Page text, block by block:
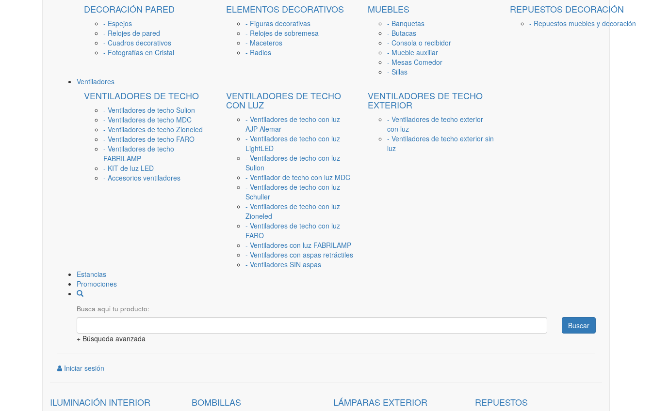
DECORACIÓN PARED
- Espejos
- Relojes de pared
- Cuadros decorativos
- Fotografías en Cristal
ELEMENTOS DECORATIVOS
- Figuras decorativas
- Relojes de sobremesa
- Maceteros
- Radios
MUEBLES
- Banquetas
- Butacas
- Consola o recibidor
- Mueble auxiliar
- Mesas Comedor
- Sillas
REPUESTOS DECORACIÓN
- Repuestos muebles y decoración
Ventiladores
VENTILADORES DE TECHO
- Ventiladores de techo Sulion
- Ventiladores de techo MDC
- Ventiladores de techo Zioneled
- Ventiladores de techo FARO
- Ventiladores de techo
FABRILAMP
- KIT de luz LED
- Accesorios ventiladores
VENTILADORES DE TECHO
CON LUZ
- Ventiladores de techo con luz
AJP Alemar
- Ventiladores de techo con luz
LightLED
- Ventiladores de techo con luz
Sulion
- Ventilador de techo con luz MDC
- Ventiladores de techo con luz
Schuller
- Ventiladores de techo con luz
Zioneled
- Ventiladores de techo con luz
FARO
- Ventiladores con luz FABRILAMP
- Ventiladores con aspas retráctiles
- Ventiladores SIN aspas
VENTILADORES DE TECHO
EXTERIOR
- Ventiladores de techo exterior
con luz
- Ventiladores de techo exterior sin
luz
Estancias
Promociones
Busca aqui tu producto:
Buscar
+ Búsqueda avanzada
Iniciar sesión
ILUMINACIÓN INTERIOR BOMBILLAS LÁMPARAS EXTERIOR REPUESTOS